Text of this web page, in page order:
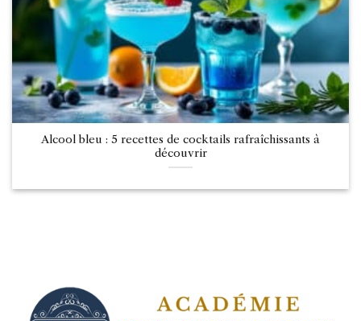
Alcool bleu : 5 recettes de cocktails rafraîchissants à
découvrir